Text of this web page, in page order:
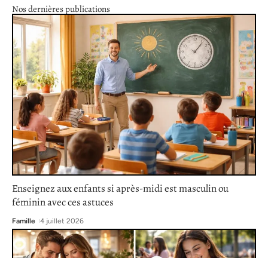
Nos dernières publications
Enseignez aux enfants si après-midi est masculin ou
féminin avec ces astuces
Famille 4 juillet 2026